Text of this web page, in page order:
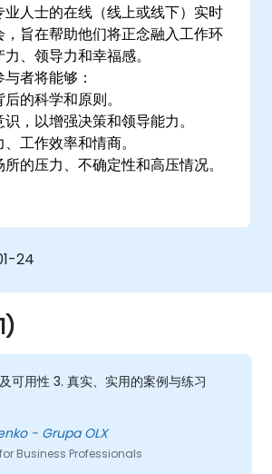
人士的在线（线上或线下）实时
旨在帮助他们将正念融入工作环
、领导力和幸福感。
者将能够：
的科学和原则。
，以增强决策和领导能力。
工作效率和情商。
的压力、不确定性和高压情况。
来提高创造力和解决问题的能
24
可用性 3. 真实、实用的案例与练习
- Grupa OLX
Business Professionals